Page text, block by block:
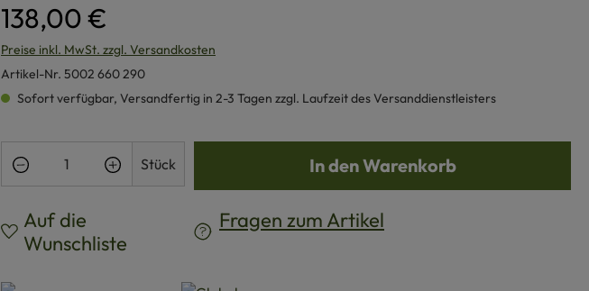
138,00 €
Preise inkl. MwSt. zzgl. Versandkosten
Artikel-Nr. 5002 660 290
Sofort verfügbar, Versandfertig in 2-3 Tagen zzgl. Laufzeit des Versanddienstleisters
Produkt Anzahl: Gib den gewünschten Wert ein oder
Stück In den Warenkorb
Auf die
Wunschliste
Fragen zum Artikel